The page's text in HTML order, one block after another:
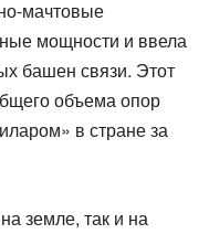
мачтовые
мощности и ввела
башен связи. Этот
объема опор
в стране за
земле, так и на